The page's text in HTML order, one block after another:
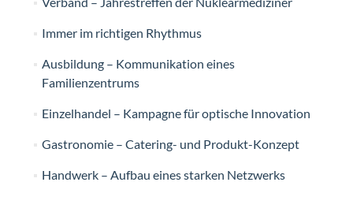
Immer im richtigen Rhythmus
Ausbildung – Kommunikation eines
Familienzentrums
Einzelhandel – Kampagne für optische Innovation
Gastronomie – Catering- und Produkt-Konzept
Handwerk – Aufbau eines starken Netzwerks